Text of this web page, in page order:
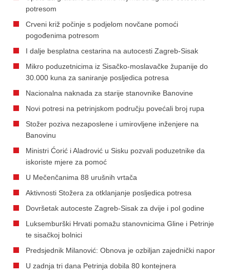
potresom
Crveni križ počinje s podjelom novčane pomoći
pogođenima potresom
I dalje besplatna cestarina na autocesti Zagreb-Sisak
Mikro poduzetnicima iz Sisačko-moslavačke županije do
30.000 kuna za saniranje posljedica potresa
Nacionalna naknada za starije stanovnike Banovine
Novi potresi na petrinjskom području povećali broj rupa
Stožer poziva nezaposlene i umirovljene inženjere na
Banovinu
Ministri Ćorić i Aladrović u Sisku pozvali poduzetnike da
iskoriste mjere za pomoć
U Mečenčanima 88 urušnih vrtača
Aktivnosti Stožera za otklanjanje posljedica potresa
Dovršetak autoceste Zagreb-Sisak za dvije i pol godine
Luksemburški Hrvati pomažu stanovnicima Gline i Petrinje
te sisačkoj bolnici
Predsjednik Milanović: Obnova je ozbiljan zajednički napor
U zadnja tri dana Petrinja dobila 80 kontejnera